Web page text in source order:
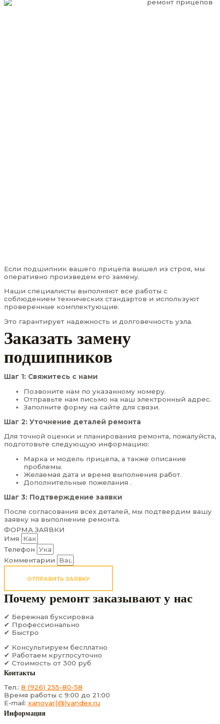
Если подшипник вашего прицепа вышел из строя, мы
оперативно произведем его замену.
Наши специалисты выполняют все работы с
соблюдением технических стандартов и используют
проверенные комплектующие.
Это гарантирует надежность и долговечность узла.
Заказать замену
подшипников
Шаг 1: Свяжитесь с нами
Позвоните нам по указанному номеру.
Отправьте нам письмо на наш электронный адрес.
Заполните форму на сайте для связи.
Шаг 2: Уточнение деталей ремонта
Для точной оценки и планирования ремонта, пожалуйста,
подготовьте следующую информацию:
Марка и модель прицепа, а также описание
проблемы.
Желаемая дата и время выполнения работ.
Дополнительные пожелания .
Шаг 3: Подтверждение заявки
После согласования всех деталей, мы подтвердим вашу
заявку на выполнение ремонта.
ФОРМА ЗАЯВКИ
Имя
Телефон
Комментарии
ОТПРАВИТЬ ЗАЯВКУ
Почему ремонт заказывают у нас
✔ Бережная буксировка
✔ Профессионально
✔ Быстро
✔ Консультируем бесплатно
✔ Работаем круглосуточно
✔ Стоимость от 300 руб
Контакты
Тел.: 8 (926) 255-80-58
Время работы с 9:00 до 21:00
E-mail: xanovar(@)yandex.ru
Информация